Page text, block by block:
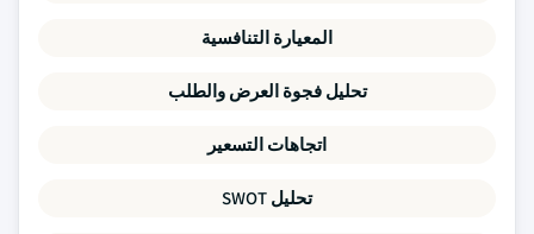
المعيارة التنافسية
تحليل فجوة العرض والطلب
اتجاهات التسعير
تحليل SWOT